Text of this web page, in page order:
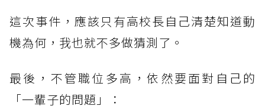
這次事件，應該只有高校長自己清楚知道動
機為何，我也就不多做猜測了。
最後，不管職位多高，依然要面對自己的
「一輩子的問題」：